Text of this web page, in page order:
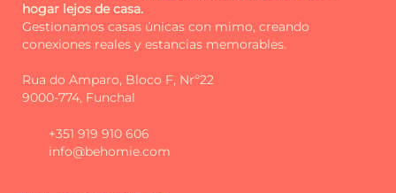
hogar lejos de casa.
Gestionamos casas únicas con mimo, creando
conexiones reales y estancias memorables.
Rua do Amparo, Bloco F, Nrº22
9000-774, Funchal
+351 919 910 606
info@behomie.com